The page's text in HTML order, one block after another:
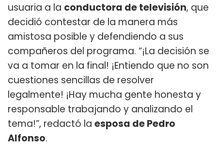
usuaria a la conductora de televisión, que
decidió contestar de la manera más
amistosa posible y defendiendo a sus
compañeros del programa. “¡La decisión se
va a tomar en la final! ¡Entiendo que no son
cuestiones sencillas de resolver
legalmente! ¡Hay mucha gente honesta y
responsable trabajando y analizando el
tema!”, redactó la esposa de Pedro
Alfonso.